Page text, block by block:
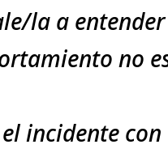
la a entender
no
incidente con